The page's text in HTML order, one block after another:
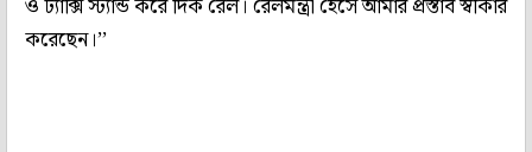
ও ট্যাক্সি স্ট্যান্ড করে দিক রেল। রেলমন্ত্রী হেঁসে আমার প্রস্তাব স্বীকার
করেছেন।’’